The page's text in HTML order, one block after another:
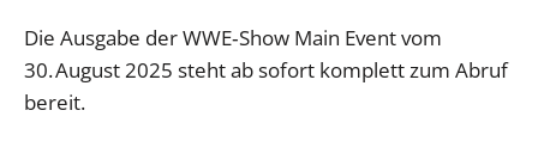
Die Ausgabe der WWE‑Show Main Event vom
30. August 2025 steht ab sofort komplett zum Abruf
bereit.